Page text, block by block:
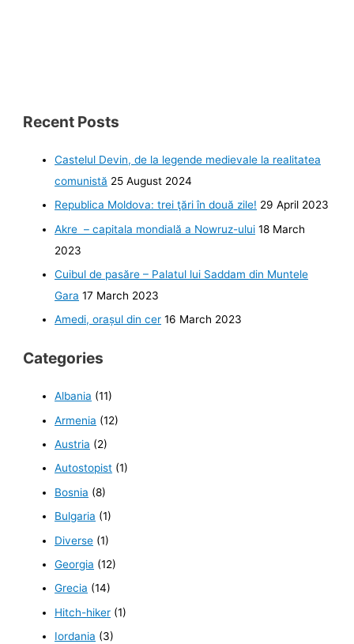
Recent Posts
Castelul Devin, de la legende medievale la realitatea
comunistă 25 August 2024
Republica Moldova: trei ţări în două zile! 29 April 2023
Akre – capitala mondială a Nowruz-ului 18 March
2023
Cuibul de pasăre – Palatul lui Saddam din Muntele
Gara 17 March 2023
Amedi, orașul din cer 16 March 2023
Categories
Albania (11)
Armenia (12)
Austria (2)
Autostopist (1)
Bosnia (8)
Bulgaria (1)
Diverse (1)
Georgia (12)
Grecia (14)
Hitch-hiker (1)
Iordania (3)